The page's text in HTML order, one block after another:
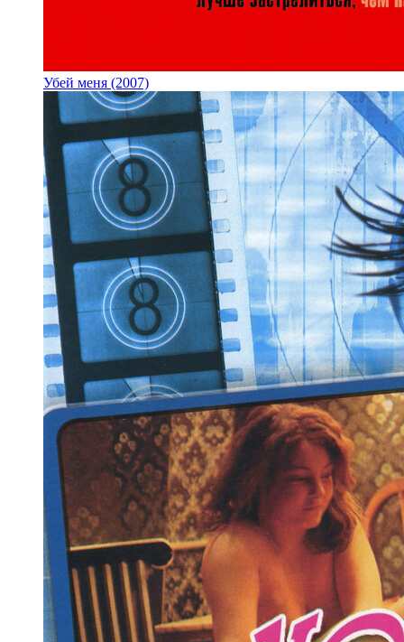
Убей меня (2007)